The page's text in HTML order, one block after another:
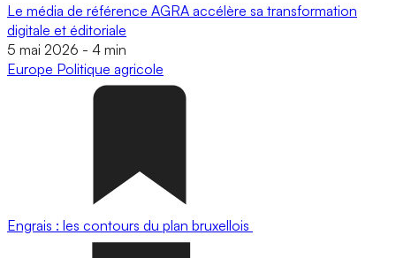
Le média de référence AGRA accélère sa transformation
digitale et éditoriale
5 mai 2026 - 4 min
Europe Politique agricole
Engrais : les contours du plan bruxellois